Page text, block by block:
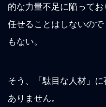
的な力量不足に陥って
任せることはしないの
もない。
そう、「駄目な人材」
ありません。